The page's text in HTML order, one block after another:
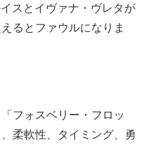
スとイヴァナ・ヴレタが
るとファウルになりま
フォスベリー・フロッ
柔軟性、タイミング、勇